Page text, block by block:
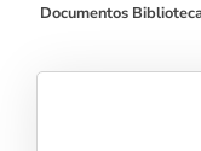
Documentos